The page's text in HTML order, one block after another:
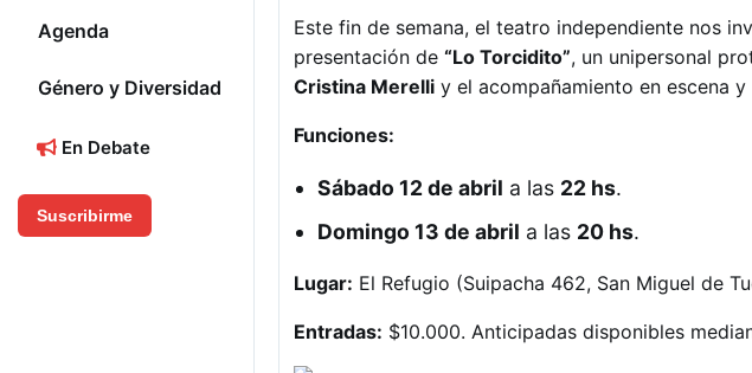
Agenda
Género y Diversidad
En Debate
Suscribirme
Este fin de semana, el teatro independiente nos
presentación de “Lo Torcidito”, un unipersonal
Cristina Merelli y el acompañamiento en escena
Funciones:
Sábado 12 de abril a las 22 hs.
Domingo 13 de abril a las 20 hs.
Lugar: El Refugio (Suipacha 462, San Miguel de
Entradas: $10.000. Anticipadas disponibles